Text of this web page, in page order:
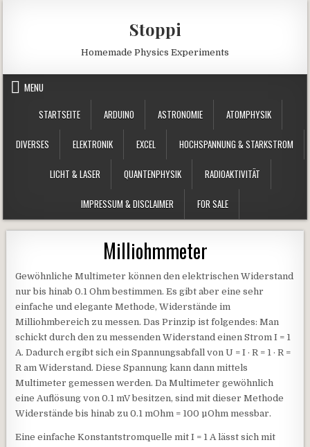
Stoppi
Homemade Physics Experiments
MENU
STARTSEITE
ARDUINO ASTRONOMIE ATOMPHYSIK
DIVERSES ELEKTRONIK EXCEL HOCHSPANNUNG & STARKSTROM
LICHT & LASER QUANTENPHYSIK RADIOAKTIVITÄT
IMPRESSUM & DISCLAIMER FOR SALE
Milliohmmeter
Gewöhnliche Multimeter können den elektrischen Widerstand
nur bis hinab 0.1 Ohm bestimmen. Es gibt aber eine sehr
einfache und elegante Methode, Widerstände im
Milliohmbereich zu messen. Das Prinzip ist folgendes: Man
schickt durch den zu messenden Widerstand einen Strom I = 1
A. Dadurch ergibt sich ein Spannungsabfall von U = I · R = 1 · R =
R am Widerstand. Diese Spannung kann dann mittels
Multimeter gemessen werden. Da Multimeter gewöhnlich
eine Auflösung von 0.1 mV besitzen, sind mit dieser Methode
Widerstände bis hinab zu 0.1 mOhm = 100 µOhm messbar.
Eine einfache Konstantstromquelle mit I = 1 A lässt sich mit